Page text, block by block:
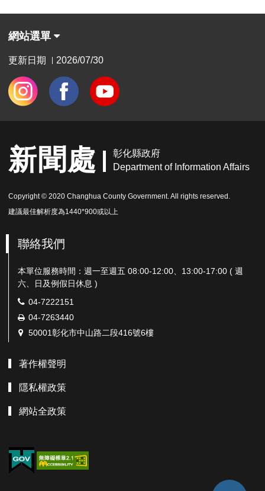
網站選單
更新日期 2026/07/30
新聞處
彰化縣政府
Department of Information Affairs
Copyright © 2020 Changhua County Government. All rights reserved.
建議最佳解析度為1440*900或以上
聯絡我們
本單位服務時間：週一至週五 08:00-12:00、13:00-17:00 ( 週
六、日及例假日休息 )
電
話：
04-7222151
傳
真：
04-7263440
地
50001彰化市中山路二段416號6樓
著作權聲明
隱私權政策
網站全政策